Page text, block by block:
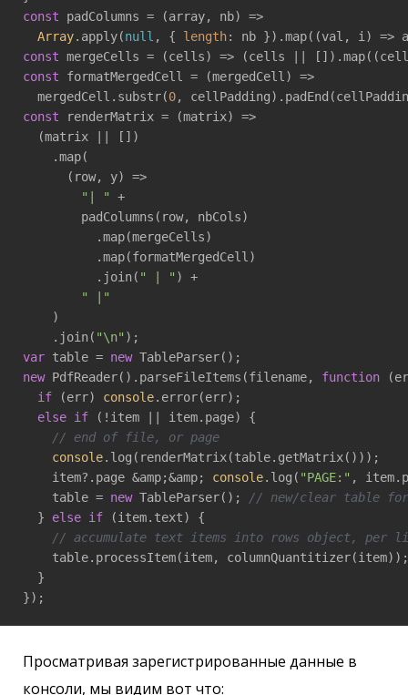
const padColumns = (array, nb) =>
Array.apply(null , { length: nb }).map( (val, i) =>
const mergeCells = (cells) => (cells || []).map( (cell
const formatMergedCell = (mergedCell) =>
  mergedCell.substr(
0,
const renderMatrix = (matrix) =>
  (matrix || [])
    .map(
( row, y) =>
"| "
+
        padColumns(row, nbCols)
          .map(mergeCells)
          .map(formatMergedCell)
          .join(
" | " ) +
" |"
    )
    .join(
"\n"
var table = new
new PdfReader().parseFileItems(filename, function (
if (err) console.error(err);
else if (!item || item.page) {
// end of file, or page
console.log(renderMatrix(table.getMatrix()));
    item?.page &amp;&amp;
console.log( "PAGE:" ,
    table =
new TableParser(); // new/clear table for
  }
else if (item.text) {
// accumulate text items into rows object, per
    table.processItem(item, columnQuantitizer(item));
  }
});
Просматривая зарегистрированные данные в
консоли, мы видим вот что: